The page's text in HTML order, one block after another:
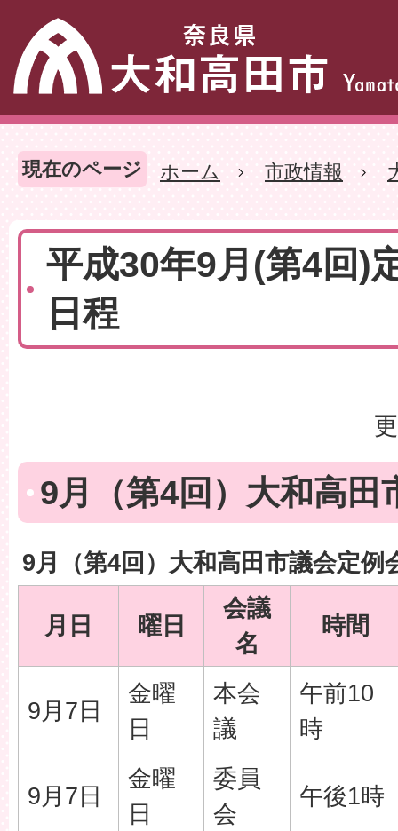
現在のページ ホーム 市政情報
平成30年9月(第4回)
日程
9月（第4回）大和高田
9月（第4回）大和高田市議会定例
月日 曜日
会議
名
時間
9月7日
金曜
日
本会
議
午前10
時
9月7日
金曜
日
委員
会
午後1時